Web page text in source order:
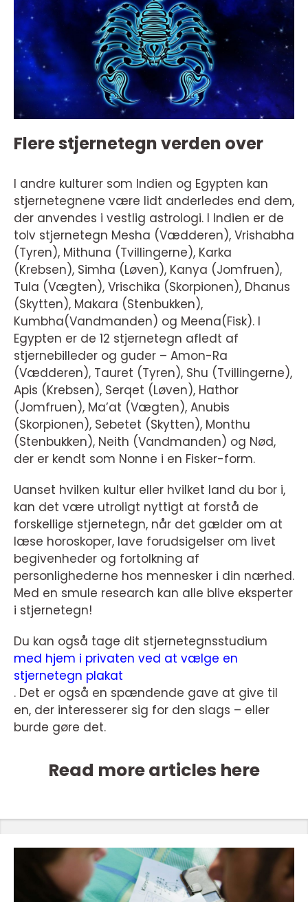
Flere stjernetegn verden over
I andre kulturer som Indien og Egypten kan
stjernetegnene være lidt anderledes end dem,
der anvendes i vestlig astrologi. I Indien er de
tolv stjernetegn Mesha (Vædderen), Vrishabha
(Tyren), Mithuna (Tvillingerne), Karka
(Krebsen), Simha (Løven), Kanya (Jomfruen),
Tula (Vægten), Vrischika (Skorpionen), Dhanus
(Skytten), Makara (Stenbukken),
Kumbha(Vandmanden) og Meena(Fisk). I
Egypten er de 12 stjernetegn afledt af
stjernebilleder og guder – Amon-Ra
(Vædderen), Tauret (Tyren), Shu (Tvillingerne),
Apis (Krebsen), Serqet (Løven), Hathor
(Jomfruen), Ma’at (Vægten), Anubis
(Skorpionen), Sebetet (Skytten), Monthu
(Stenbukken), Neith (Vandmanden) og Nød,
der er kendt som Nonne i en Fisker-form.
Uanset hvilken kultur eller hvilket land du bor i,
kan det være utroligt nyttigt at forstå de
forskellige stjernetegn, når det gælder om at
læse horoskoper, lave forudsigelser om livet
begivenheder og fortolkning af
personlighederne hos mennesker i din nærhed.
Med en smule research kan alle blive eksperter
i stjernetegn!
Du kan også tage dit stjernetegnsstudium
med hjem i privaten ved at vælge en
stjernetegn plakat
. Det er også en spændende gave at give til
en, der interesserer sig for den slags – eller
burde gøre det.
Read more articles here